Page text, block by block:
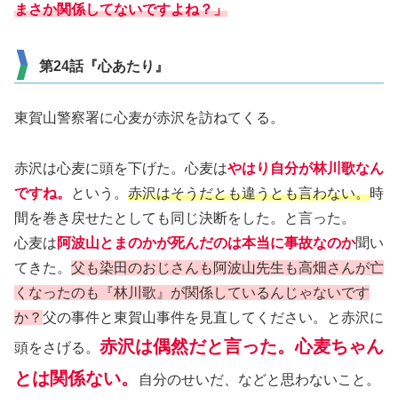
まさか関係してないですよね？」
第24話『心あたり』
東賀山警察署に心麦が赤沢を訪ねてくる。
赤沢は心麦に頭を下げた。心麦はやはり自分が林川歌なん
ですね。
という。 赤沢はそうだとも違うとも言わない。時
間を巻き戻せたとしても同じ決断をした。と言った。
心麦は阿波山とまのかが死んだのは本当に事故なのか聞い
てきた。 父も染田のおじさんも阿波山先生も高畑さんが亡
くなったのも『林川歌』が関係しているんじゃないです
か？ 父の事件と東賀山事件を見直してください。と赤沢に
頭をさげる。 赤沢は偶然だと言った。心麦ちゃん
とは関係ない。
自分のせいだ、などと思わないこと。